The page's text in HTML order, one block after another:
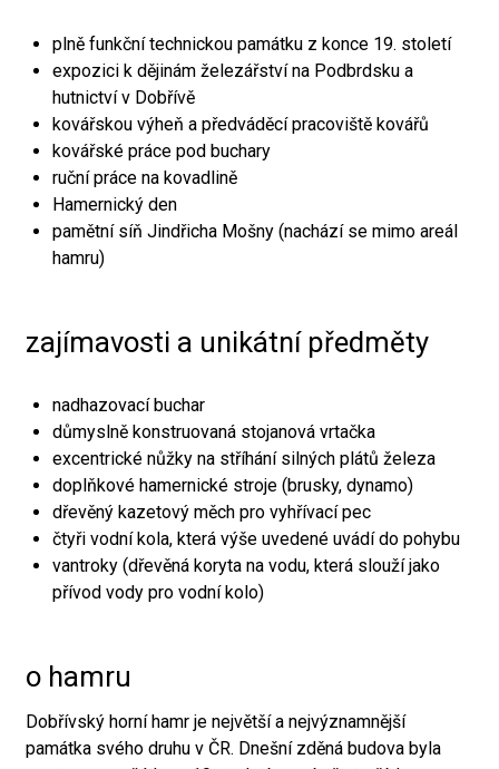
plně funkční technickou památku z konce 19. století
expozici k dějinám železářství na Podbrdsku a
hutnictví v Dobřívě
kovářskou výheň a předváděcí pracoviště kovářů
kovářské práce pod buchary
ruční práce na kovadlině
Hamernický den
pamětní síň Jindřicha Mošny (nachází se mimo areál
hamru)
zajímavosti a unikátní předměty
nadhazovací buchar
důmyslně konstruovaná stojanová vrtačka
excentrické nůžky na stříhání silných plátů železa
doplňkové hamernické stroje (brusky, dynamo)
dřevěný kazetový měch pro vyhřívací pec
čtyři vodní kola, která výše uvedené uvádí do pohybu
vantroky (dřevěná koryta na vodu, která slouží jako
přívod vody pro vodní kolo)
o hamru
Dobřívský horní hamr je největší a nejvýznamnější
památka svého druhu v ČR. Dnešní zděná budova byla